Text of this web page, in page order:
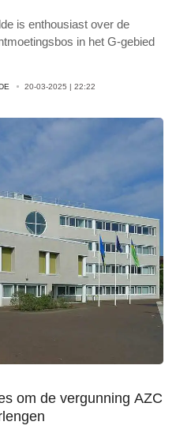
is enthousiast over de
in het G-gebied
20-03-2025 | 22:22
om de vergunning AZC